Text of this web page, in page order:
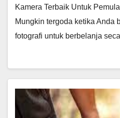
Kamera Terbaik Untuk
Mungkin tergoda ketika Anda
fotografi untuk berbelanja